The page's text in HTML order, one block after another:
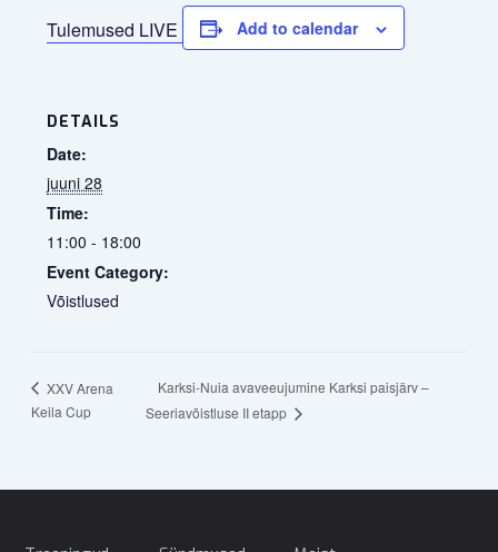
Tulemused LIVE
Add to calendar
DETAILS
Date:
juuni 28
Time:
11:00 - 18:00
Event Category:
Võistlused
XXV Arena
Keila Cup
Karksi-Nuia avaveeujumine Karksi paisjärv –
Seeriavõistluse II etapp